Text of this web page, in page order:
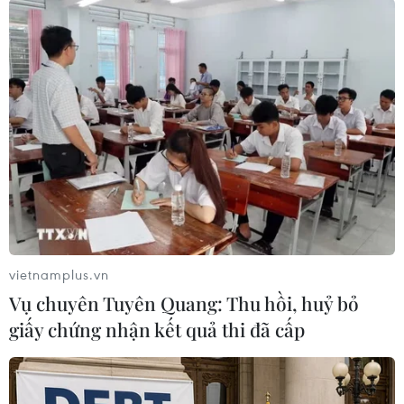
#Thái Lan #Doanh nghiệp ICT
#Công nghệ thông tin
#Hợp tác
Anh Thái Lan Việt Nam
Theo dõi VietnamPlus
TIN CÙNG CHUYÊN MỤC
vietnamplus.vn
Vụ chuyên Tuyên Quang: Thu hồi, huỷ bỏ
giấy chứng nhận kết quả thi đã cấp